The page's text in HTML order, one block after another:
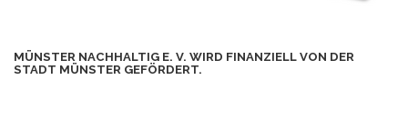
MÜNSTER NACHHALTIG E. V. WIRD FINANZIELL VON DER
STADT MÜNSTER GEFÖRDERT.